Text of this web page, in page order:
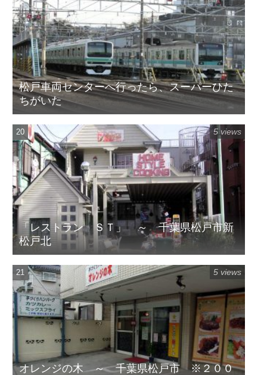
松戸車両センターへ行ったら、スーパーひた
ちがいた
「レストラン ＳＴ」 ～ 千葉県松戸市新
松戸北
5 views
オレンジの木 ～ 千葉県松戸市 ※２００
5 views